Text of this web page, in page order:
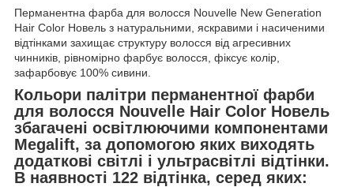
Перманентна фарба для волосся Nouvelle New Generation
Hair Color Новель з натуральними, яскравими і насиченими
відтінками захищає структуру волосся від агресивних
чинників, рівномірно фарбує волосся, фіксує колір,
зафарбовує 100% сивини.
Кольори палітри перманентної фарби
для волосся Nouvelle Hair Color Новель
збагачені освітлюючими компонентами
Megalift, за допомогою яких виходять
додаткові світлі і ультрасвітлі відтінки.
В наявності 122 відтінка, серед яких: